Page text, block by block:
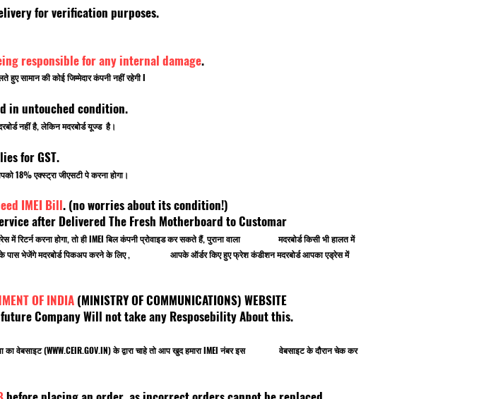
for verification purposes.
responsible for any internal damage.
सामान की कोई जिम्मेदार कंपनी नहीं रहेगी I
in untouched condition.
नहीं है, लेकिन मदरबोर्ड यूज्ड है।
for GST.
18% एक्स्ट्रा जीएसटी पे करना होगा।
IMEI Bill. (no worries about its condition!)
after Delivered The Fresh Motherboard to Customar
में रिटर्न करना होगा, तो ही IMEI बिल कंपनी प्रोवाइड कर सकते हैं, पुराना वाला मदरबोर्ड किसी भी हालत में
आपके पास भेजेंगे मदरबोर्ड पिकअप करने के लिए , आपके ऑर्डर किए हुए फ्रेश कंडीशन मदरबोर्ड आपका एड्रेस में
OF INDIA(MINISTRY OF COMMUNICATIONS) WEBSITE
in future Company Will not take any Resposebility About this.
का वेबसाइट (WWW.CEIR.GOV.IN) के द्वारा चाहे तो आप खुद हमारा IMEI नंबर इस वेबसाइट के दौरान चेक कर